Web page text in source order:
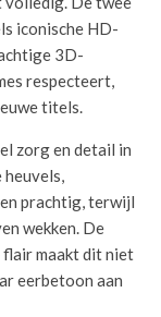
iconische HD-
3D-
respecteert,
titels.
zorg en detail in
prachtig, terwijl
wekken. De
maakt dit niet
eerbetoon aan